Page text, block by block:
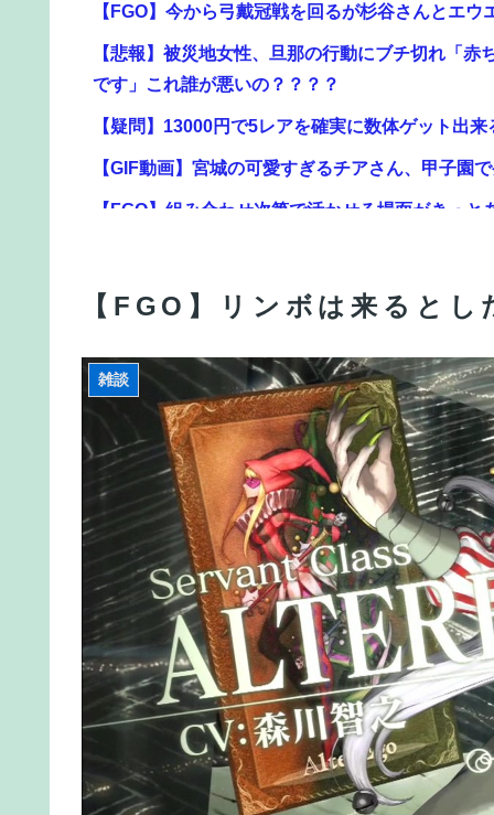
【FGO】今から弓戴冠戦を回るが杉谷さんとエ
【悲報】被災地女性、旦那の行動にブチ切れ「
です」これ誰が悪いの？？？？
【疑問】13000円で5レアを確実に数体ゲット出
【GIF動画】宮城の可愛すぎるチアさん、甲子園
【FGO】組み合わせ次第で活かせる場面がきっ
【FGO】低レア強化はニッチな需要満たしていけ
【FGO】金時といい勝負。クーフーリン・オルタ
【FGO】コミカライズ「英霊剣豪七番勝負」【
信!!
【FGO】組み合わせ次第で活かせる場面がきっ
【FGO】ゲーム部分はガッツリ弄って欲しい。で
【FGO】リンボは来ると
雑談